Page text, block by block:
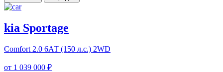
kia Sportage
Comfort 2.0 6АТ (150 л.с.) 2WD
от 1 039 000 ₽